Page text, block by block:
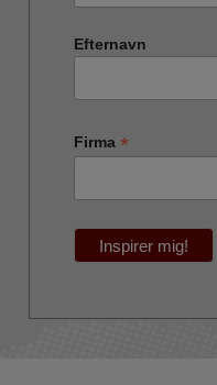
Efternavn
Firma*